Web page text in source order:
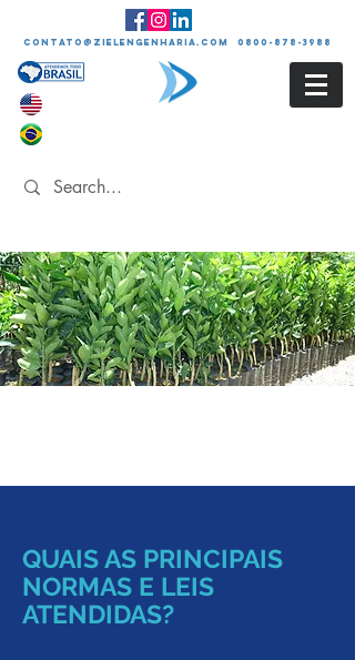
contato@zielengenharia.com 0800-878-3988
QUAIS AS PRINCIPAIS
NORMAS E LEIS
ATENDIDAS?